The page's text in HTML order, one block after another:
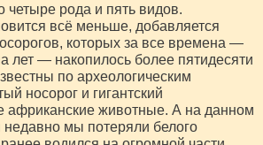
четыре рода и пять видов.
всё меньше, добавляется
которых за все времена —
лет — накопилось более пятидесяти
по археологическим
носорог и гигантский
африканские животные. А на данном
недавно мы потеряли белого